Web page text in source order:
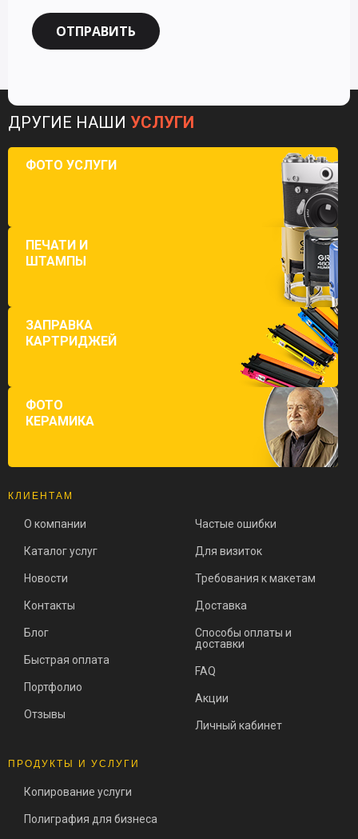
ОТПРАВИТЬ
ДРУГИЕ НАШИ УСЛУГИ
ФОТО УСЛУГИ
ПЕЧАТИ И
ШТАМПЫ
ЗАПРАВКА
КАРТРИДЖЕЙ
ФОТО
КЕРАМИКА
КЛИЕНТАМ
О компании
Каталог услуг
Новости
Контакты
Блог
Быстрая оплата
Портфолио
Отзывы
Частые ошибки
Для визиток
Требования к макетам
Доставка
Способы оплаты и
доставки
FAQ
Акции
Личный кабинет
ПРОДУКТЫ И УСЛУГИ
Копирование услуги
Полиграфия для бизнеса